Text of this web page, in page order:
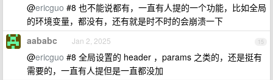
@ericguo #8 也不能说都有，一直有人提的一个功能，比如全局
的环境变量，都没有，还有就是时不时的会崩溃一下
15
aababc Jan 2, 2025
@ericguo #8 全局设置的 header ，params 之类的，还是挺有
需要的，一直有人提但是一直都没加